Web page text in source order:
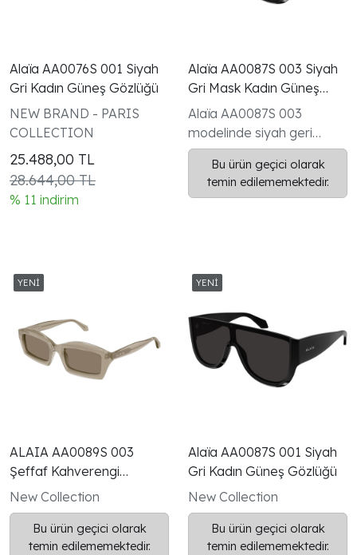
Alaïa AA0076S 001 Siyah
Gri Kadın Güneş Gözlüğü
NEW BRAND - PARIS
COLLECTION
25.488,00 TL
28.644,00 TL
% 11 indirim
Alaïa AA0087S 003 Siyah
Gri Mask Kadın Güneş
Gözlüğü
Alaïa AA0087S 003
modelinde siyah geri
dönüştürülmüş asetat
mask (shield) form ve
koyu gri UV korumalı tek
Bu ürün geçici olarak
temin edilememektedir.
ALAIA AA0089S 003
Şeffaf Kahverengi
Dikdörtgen Kadın Güneş
Gözlüğü
New Collection
Bu ürün geçici olarak
temin edilememektedir.
Alaïa AA0087S 001 Siyah
Gri Kadın Güneş Gözlüğü
New Collection
Bu ürün geçici olarak
temin edilememektedir.